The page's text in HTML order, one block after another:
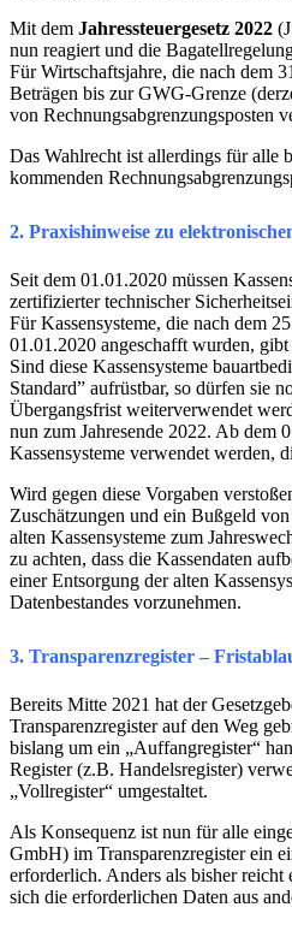
Mit dem Jahressteuergesetz 2022
nun reagiert und die
Für Wirtschaftsjahre, die nach dem
Beträgen bis zur GWG-Grenze
von Rechnungsabgrenzungsposten
Das Wahlrecht ist allerdings für alle
kommenden
2. Praxishinweise zu
Seit dem 01.01.2020 müssen
zertifizierter technischer
Für Kassensysteme, die nach dem
01.01.2020 angeschafft wurden,
Sind diese Kassensysteme
Standard” aufrüstbar, so dürfen sie
Übergangsfrist weiterverwendet
nun zum Jahresende 2022. Ab dem
Kassensysteme verwendet werden,
Wird gegen diese Vorgaben
Zuschätzungen und ein Bußgeld
alten Kassensysteme zum
zu achten, dass die Kassendaten
einer Entsorgung der alten
Datenbestandes vorzunehmen.
3. Transparenzregister –
Bereits Mitte 2021 hat der
Transparenzregister auf den Weg
bislang um ein „Auffangregister“
Register (z.B. Handelsregister)
„Vollregister“ umgestaltet.
Als Konsequenz ist nun für alle
GmbH) im Transparenzregister ein
erforderlich. Anders als bisher reicht
sich die erforderlichen Daten aus